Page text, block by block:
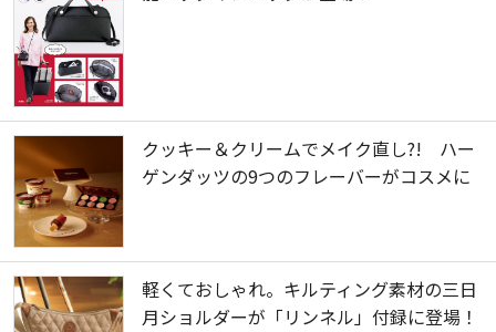
クッキー＆クリームでメイク直し?! ハー
ゲンダッツの9つのフレーバーがコスメに
軽くておしゃれ。キルティング素材の三日
月ショルダーが「リンネル」付録に登場！